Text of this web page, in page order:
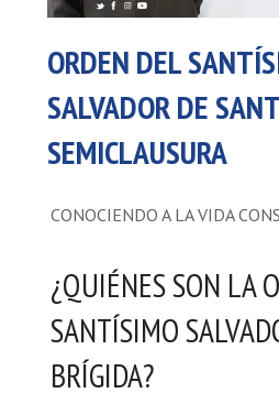
ORDEN DEL
SALVADOR DE
SEMICLAUSURA
CONOCIENDO A LA VIDA
¿QUIÉNES SON LA
SANTÍSIMO
BRÍGIDA?